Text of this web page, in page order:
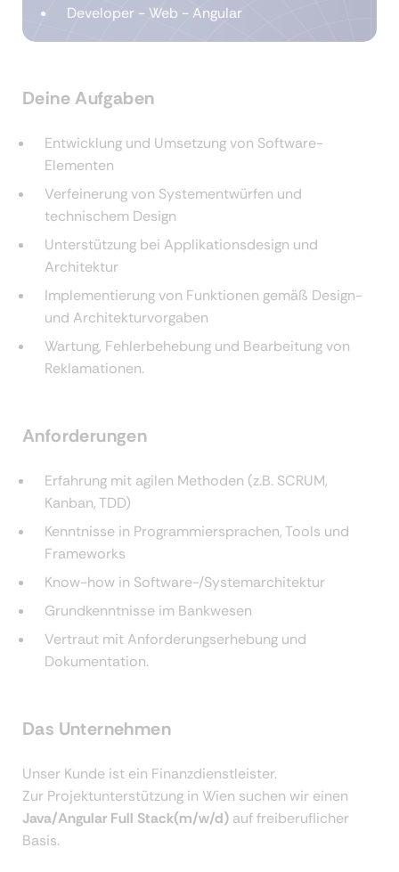
Developer - Web - Angular
Deine Aufgaben
Entwicklung und Umsetzung von Software-
Elementen
Verfeinerung von Systementwürfen und
technischem Design
Unterstützung bei Applikationsdesign und
Architektur
Implementierung von Funktionen gemäß Design-
und Architekturvorgaben
Wartung, Fehlerbehebung und Bearbeitung von
Reklamationen.
Anforderungen
Erfahrung mit agilen Methoden (z.B. SCRUM,
Kanban, TDD)
Kenntnisse in Programmiersprachen, Tools und
Frameworks
Know-how in Software-/Systemarchitektur
Grundkenntnisse im Bankwesen
Vertraut mit Anforderungserhebung und
Dokumentation.
Das Unternehmen
Unser Kunde ist ein Finanzdienstleister.
Zur Projektunterstützung in Wien suchen wir einen
Java/Angular Full Stack(m/w/d) auf freiberuflicher
Basis.